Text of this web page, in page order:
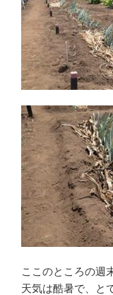
ここのところの週
天気は酷暑で、と